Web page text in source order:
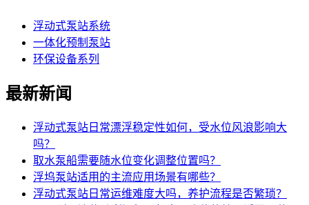
浮动式泵站系统
一体化预制泵站
环保设备系列
最新新闻
浮动式泵站日常漂浮稳定性如何，受水位风浪影响大
吗？
取水泵船需要随水位变化调整位置吗？
浮坞泵站适用的主流应用场景有哪些？
浮动式泵站日常运维难度大吗，养护流程是否繁琐？